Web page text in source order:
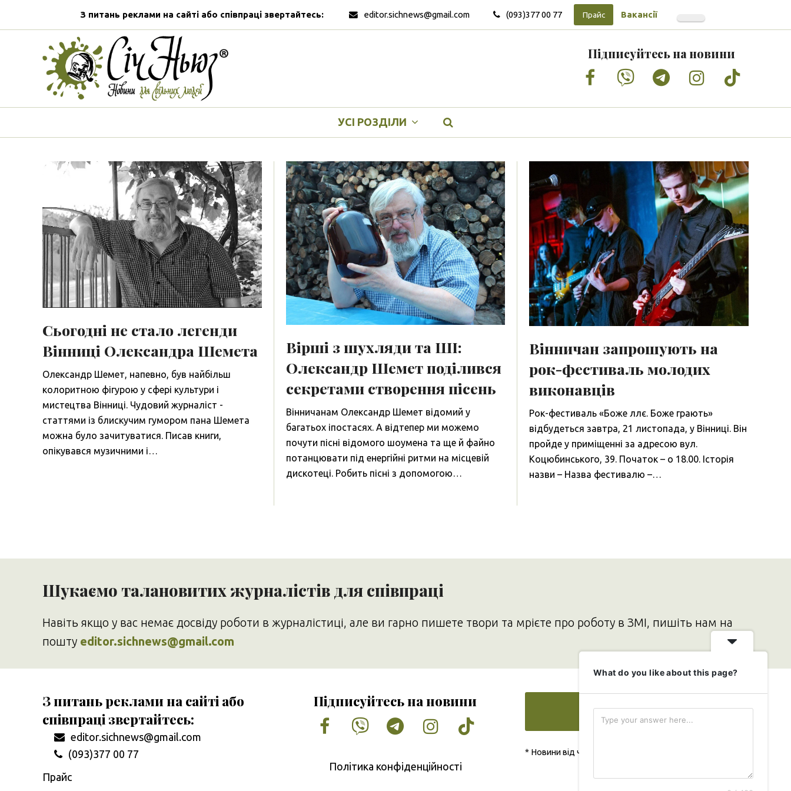
З питань реклами на сайті або співпраці звертайтесь: editor.sichnews@gmail.com (093)377 00 77 Прайс Вакансії
Підписуйтесь на новини
Facebook
VimeoTumblrInstagram
Tiktok
УСІ РОЗДІЛИ
Сьогодні не стало легенди
Вінниці Олександра Шемета
Олександр Шемет, напевно, був найбільш
колоритною фігурою у сфері культури і
мистецтва Вінниці. Чудовий журналіст -
статтями із блискучим гумором пана Шемета
можна було зачитуватися. Писав книги,
опікувався музичними і…
Вірші з шухляди та ШІ:
Олександр Шемет поділився
секретами створення пісень
Вінничанам Олександр Шемет відомий у
багатьох іпостасях. А відтепер ми можемо
почути пісні відомого шоумена та ще й файно
потанцювати під енергійні ритми на місцевій
дискотеці. Робить пісні з допомогою…
Вінничан запрошують на
рок-фестиваль молодих
виконавців
Рок-фестиваль «Боже ллє. Боже грають»
відбудеться завтра, 21 листопада, у Вінниці. Він
пройде у приміщенні за адресою вул.
Коцюбинського, 39. Початок – о 18.00. Історія
назви – Назва фестивалю –…
Шукаємо талановитих журналістів для співпраці
Навіть якщо у вас немає досвіду роботи в журналістиці, але ви гарно пишете твори та мрієте про роботу в ЗМІ, пишіть нам на
пошту editor.sichnews@gmail.com
З питань реклами на сайті або
співпраці звертайтесь:
editor.sichnews@gmail.com
(093)377 00 77
Прайс
Підписуйтесь на новини
Facebook
VimeoTumblrInstagram
Tiktok
Політика конфіденційності
Додати свою новину
* Новини від читача публікуються безкоштовно
What do you like about this page?